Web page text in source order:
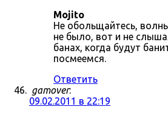
Mojito
Не обольщайтесь,
не было, вот и не
банах, когда будут
посмеемся.
Ответить
gamover:
09.02.2011 в 22:19